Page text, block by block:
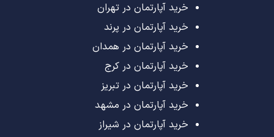
خرید آپارتمان در تهران
خرید آپارتمان در پرند
خرید آپارتمان در همدان
خرید آپارتمان در کرج
خرید آپارتمان در تبریز
خرید آپارتمان در مشهد
خرید آپارتمان در شیراز